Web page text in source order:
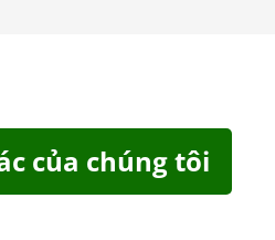
của chúng tôi